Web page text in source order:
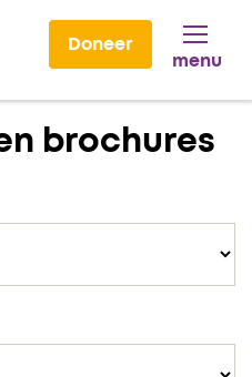
Doneer
menu
brochures